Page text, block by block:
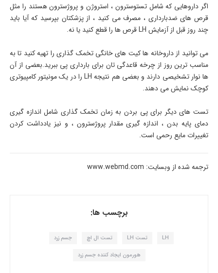
اگر داروهایی که شامل تستوسترون ، استروژن و پروژسترون هستند را مثل
قرص های ضدبارداری ، مصرف می کنید ، از پزشکتان بپرسید که آیا باید
چند روز قبل از آزمایش LH قرص ها را قطع کنید یا نه.
می توانید از داروخانه ها کیت های خانگی تخمک گذاری را تهیه کنید تا به
مناسب ترین روز از چرخه قاعدگی تان برای بارداری پی ببرید.بعضی از آن
ها نوار تشخیصی دارند و بعضی هم نتیجه LH را در یک مونیتور کامپیوتری
کوچک نمایش می دهند.
تست های دیگر برای پی بردن به زمان تخمک گذاری شامل اندازه گیری
دمای پایه بدن ، اندازه گیری مقدار پروژسترون ، و نیز یادداشت کردن
تغییرات مایع رحمی است.
ترجمه شده از وبسایت: www.webmd.com
برچسب ها:
LH تست LH تست ال اچ جسم زرد
هورمون ایجاد کننده جسم زرد